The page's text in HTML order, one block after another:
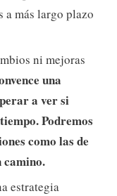
a más largo plazo
ni mejoras
una
a ver si
Podremos
como las de
camino.
estrategia